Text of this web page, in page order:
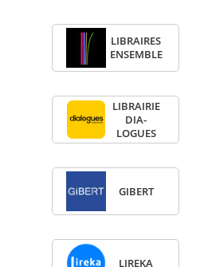
LIBRAIRES
ENSEMBLE
LIBRAI­RIE
DIA­
LOGUES
GIBERT
LIREKA